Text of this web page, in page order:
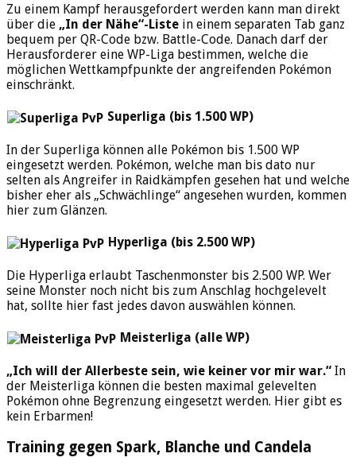
Zu einem Kampf herausgefordert werden kann man direkt
über die „In der Nähe“-Liste in einem separaten Tab ganz
bequem per QR-Code bzw. Battle-Code. Danach darf der
Herausforderer eine WP-Liga bestimmen, welche die
möglichen Wettkampfpunkte der angreifenden Pokémon
einschränkt.
Superliga (bis 1.500 WP)
In der Superliga können alle Pokémon bis 1.500 WP
eingesetzt werden. Pokémon, welche man bis dato nur
selten als Angreifer in Raidkämpfen gesehen hat und welche
bisher eher als „Schwächlinge“ angesehen wurden, kommen
hier zum Glänzen.
Hyperliga (bis 2.500 WP)
Die Hyperliga erlaubt Taschenmonster bis 2.500 WP. Wer
seine Monster noch nicht bis zum Anschlag hochgelevelt
hat, sollte hier fast jedes davon auswählen können.
Meisterliga (alle WP)
„Ich will der Allerbeste sein, wie keiner vor mir war.“ In
der Meisterliga können die besten maximal gelevelten
Pokémon ohne Begrenzung eingesetzt werden. Hier gibt es
kein Erbarmen!
Training gegen Spark, Blanche und Candela